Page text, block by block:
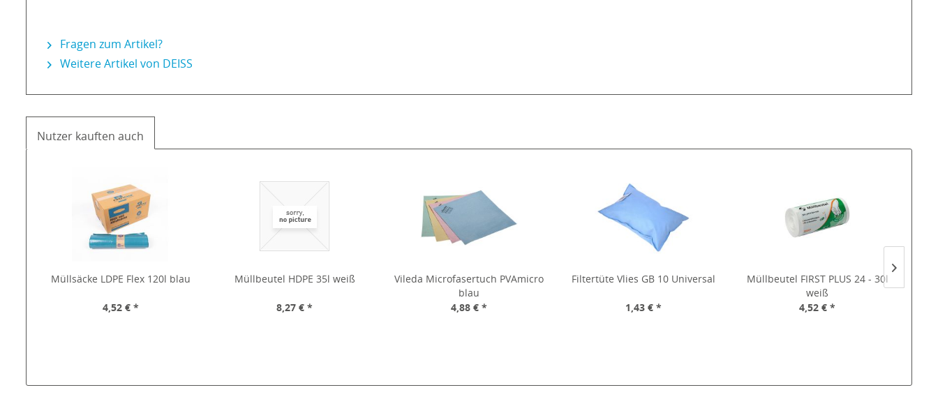
Fragen zum Artikel?
Weitere Artikel von DEISS
Nutzer kauften auch
Müllsäcke LDPE Flex 120l blau
4,52 € *
Müllbeutel HDPE 35l weiß
8,27 € *
Vileda Microfasertuch PVAmicro
blau
4,88 € *
Filtertüte Vlies GB 10 Universal
1,43 € *
Müllbeutel FIRST PLUS 24 - 30l
weiß
4,52 € *